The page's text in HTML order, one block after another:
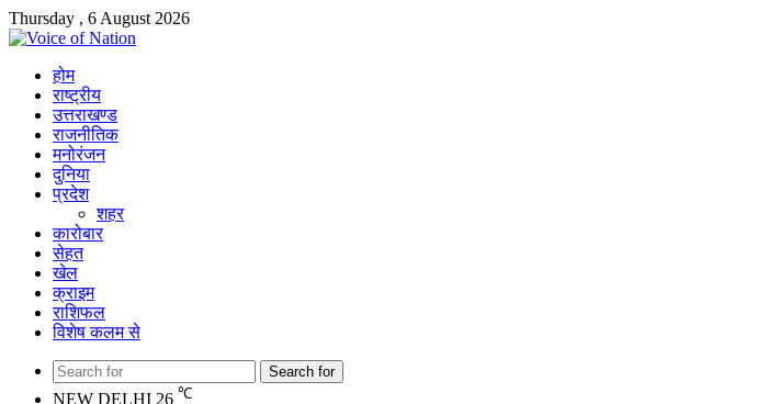
Thursday , 6 August 2026
होम
राष्ट्रीय
उत्तराखण्ड
राजनीतिक
मनोरंजन
दुनिया
प्रदेश
शहर
कारोबार
सेहत
खेल
क्राइम
राशिफल
विशेष कलम से
Search for
NEW DELHI 26 ℃